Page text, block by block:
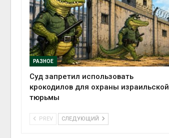
РАЗНОЕ
Суд запретил использовать
крокодилов для охраны израильской
тюрьмы
PREV СЛЕДУЮЩИЙ